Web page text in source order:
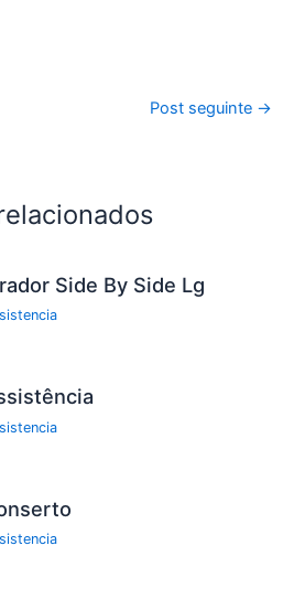
Post seguinte →
Side By Side Lg